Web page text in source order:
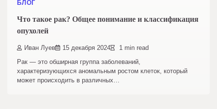
БЛОГ
Что такое рак? Общее понимание и классификация
опухолей
Иван Луев 15 декабря 2024 1 min read
Рак — это обширная группа заболеваний,
характеризующихся аномальным ростом клеток, который
может происходить в различных…